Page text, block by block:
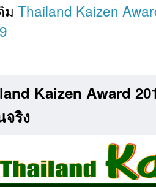
ม Thailand Kaizen
Kaizen Award
ริง